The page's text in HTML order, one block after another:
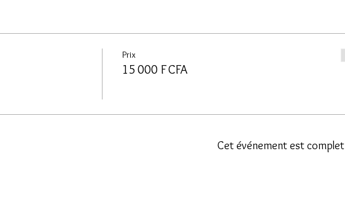
Prix
15 000 F CFA
Cet événement est complet